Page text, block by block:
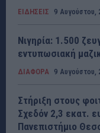
ΕΙΔΗΣΕΙΣ 9 Αυγούστου,
Νιγηρία: 1.500
εντυπωσιακή
ΔΙΑΦΟΡΑ 9 Αυγούστου,
Στήριξη στους
Σχεδόν 2,3 εκατ.
Πανεπιστήμιο